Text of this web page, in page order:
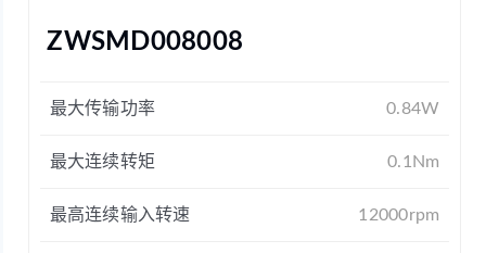
ZWSMD008008
最大传输功率 0.84W
最大连续转矩 0.1Nm
最高连续输入转速 12000rpm